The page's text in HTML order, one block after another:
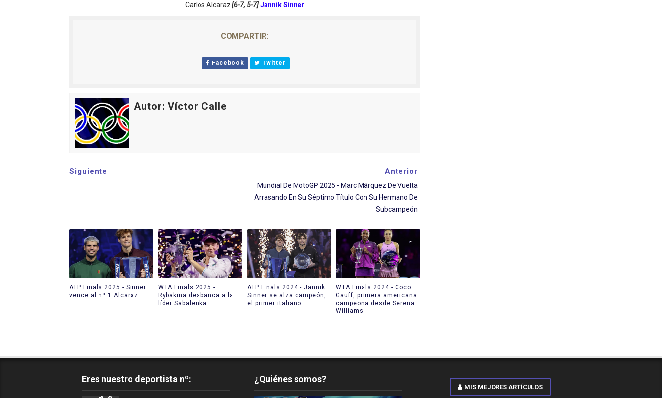
Carlos Alcaraz [6-7, 5-7] Jannik Sinner
COMPARTIR:
Facebook Twitter
Autor: Víctor Calle
Siguiente Anterior
Mundial De MotoGP 2025 - Marc Márquez De Vuelta
Arrasando En Su Séptimo Título Con Su Hermano De
Subcampeón
ATP Finals 2025 - Sinner
vence al nº 1 Alcaraz
WTA Finals 2025 -
Rybakina desbanca a la
líder Sabalenka
ATP Finals 2024 - Jannik
Sinner se alza campeón,
el primer italiano
WTA Finals 2024 - Coco
Gauff, primera americana
campeona desde Serena
Williams
Eres nuestro deportista nº: ¿Quiénes somos?
MIS MEJORES ARTÍCULOS